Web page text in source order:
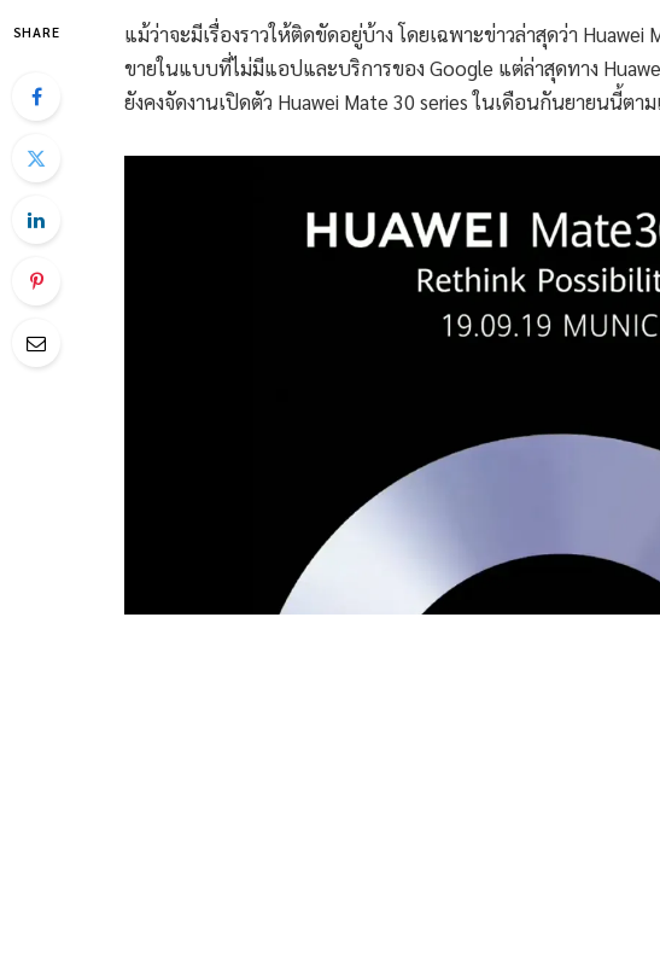
SHARE
แม้ว่าจะมีเรื่องราวให้ติดขัดอยู่บ้าง โดยเฉพาะข่าวล่าสุดว่า Huawei
ขายในแบบที่ไม่มีแอปและบริการของ Google แต่ล่าสุดทาง
ยังคงจัดงานเปิดตัว Huawei Mate 30 series ในเดือนกันยายนนี้ตาม